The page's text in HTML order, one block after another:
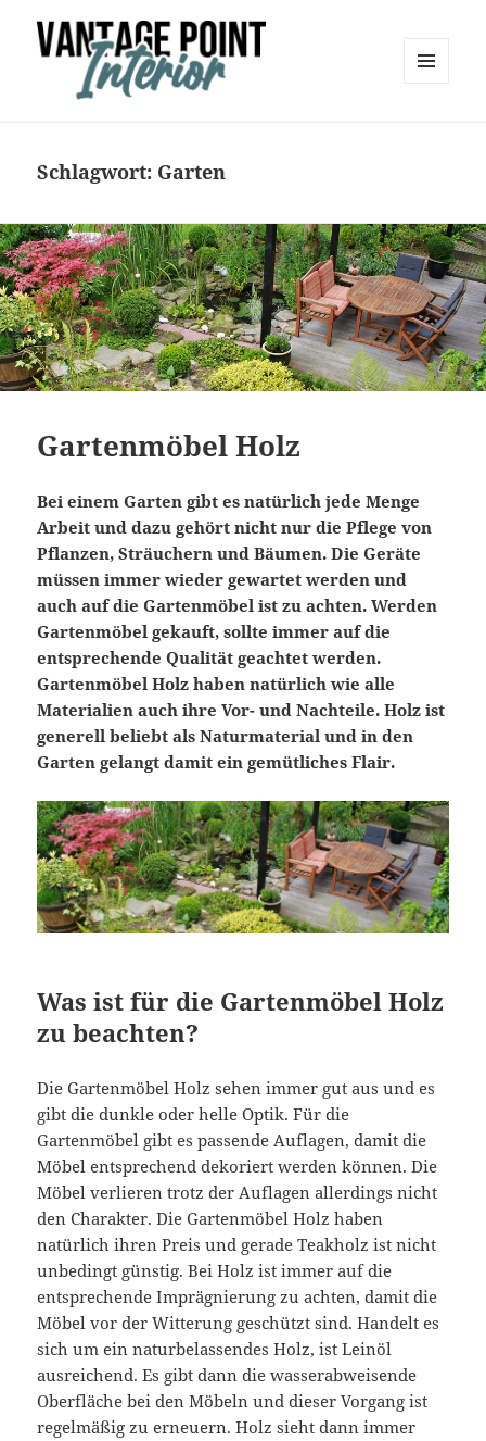
Schlagwort: Garten
Gartenmöbel Holz
Bei einem Garten gibt es natürlich jede Menge
Arbeit und dazu gehört nicht nur die Pflege von
Pflanzen, Sträuchern und Bäumen. Die Geräte
müssen immer wieder gewartet werden und
auch auf die Gartenmöbel ist zu achten. Werden
Gartenmöbel gekauft, sollte immer auf die
entsprechende Qualität geachtet werden.
Gartenmöbel Holz haben natürlich wie alle
Materialien auch ihre Vor- und Nachteile. Holz ist
generell beliebt als Naturmaterial und in den
Garten gelangt damit ein gemütliches Flair.
Was ist für die Gartenmöbel Holz
zu beachten?
Die Gartenmöbel Holz sehen immer gut aus und es
gibt die dunkle oder helle Optik. Für die
Gartenmöbel gibt es passende Auflagen, damit die
Möbel entsprechend dekoriert werden können. Die
Möbel verlieren trotz der Auflagen allerdings nicht
den Charakter. Die Gartenmöbel Holz haben
natürlich ihren Preis und gerade Teakholz ist nicht
unbedingt günstig. Bei Holz ist immer auf die
entsprechende Imprägnierung zu achten, damit die
Möbel vor der Witterung geschützt sind. Handelt es
sich um ein naturbelassendes Holz, ist Leinöl
ausreichend. Es gibt dann die wasserabweisende
Oberfläche bei den Möbeln und dieser Vorgang ist
regelmäßig zu erneuern. Holz sieht dann immer